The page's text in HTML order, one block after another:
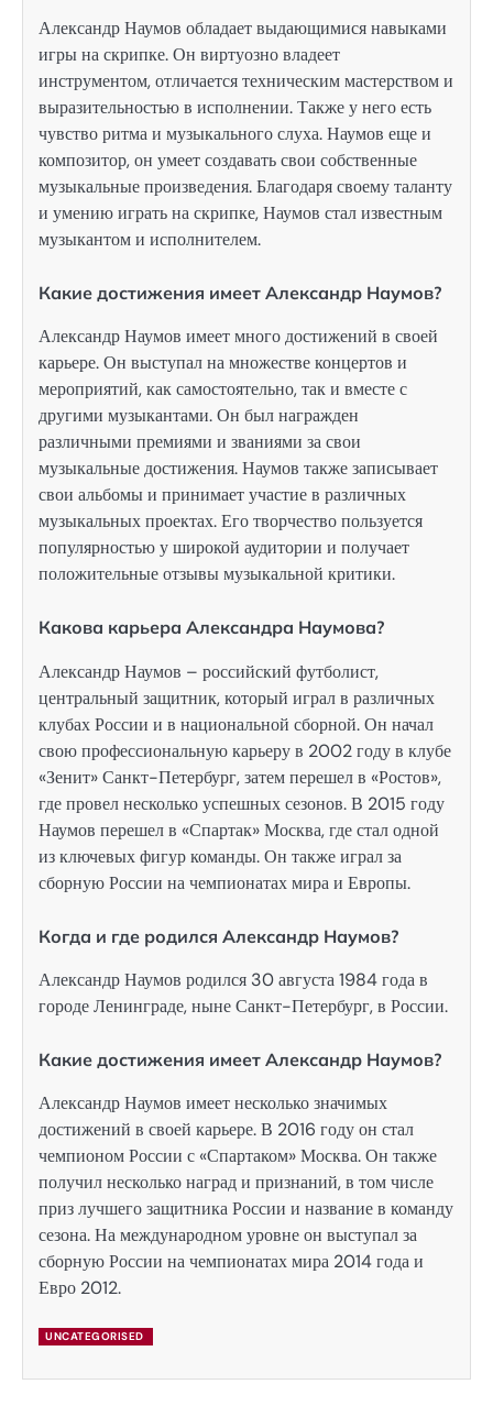
Александр Наумов обладает выдающимися навыками
игры на скрипке. Он виртуозно владеет
инструментом, отличается техническим мастерством и
выразительностью в исполнении. Также у него есть
чувство ритма и музыкального слуха. Наумов еще и
композитор, он умеет создавать свои собственные
музыкальные произведения. Благодаря своему таланту
и умению играть на скрипке, Наумов стал известным
музыкантом и исполнителем.
Какие достижения имеет Александр Наумов?
Александр Наумов имеет много достижений в своей
карьере. Он выступал на множестве концертов и
мероприятий, как самостоятельно, так и вместе с
другими музыкантами. Он был награжден
различными премиями и званиями за свои
музыкальные достижения. Наумов также записывает
свои альбомы и принимает участие в различных
музыкальных проектах. Его творчество пользуется
популярностью у широкой аудитории и получает
положительные отзывы музыкальной критики.
Какова карьера Александра Наумова?
Александр Наумов – российский футболист,
центральный защитник, который играл в различных
клубах России и в национальной сборной. Он начал
свою профессиональную карьеру в 2002 году в клубе
«Зенит» Санкт-Петербург, затем перешел в «Ростов»,
где провел несколько успешных сезонов. В 2015 году
Наумов перешел в «Спартак» Москва, где стал одной
из ключевых фигур команды. Он также играл за
сборную России на чемпионатах мира и Европы.
Когда и где родился Александр Наумов?
Александр Наумов родился 30 августа 1984 года в
городе Ленинграде, ныне Санкт-Петербург, в России.
Какие достижения имеет Александр Наумов?
Александр Наумов имеет несколько значимых
достижений в своей карьере. В 2016 году он стал
чемпионом России с «Спартаком» Москва. Он также
получил несколько наград и признаний, в том числе
приз лучшего защитника России и название в команду
сезона. На международном уровне он выступал за
сборную России на чемпионатах мира 2014 года и
Евро 2012.
UNCATEGORISED